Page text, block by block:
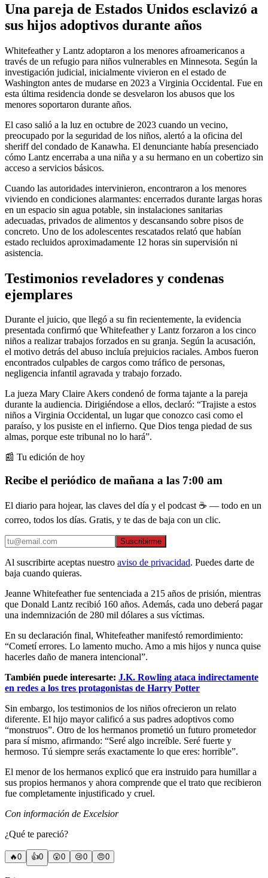
Una pareja de Estados Unidos esclavizó a
sus hijos adoptivos durante años
Whitefeather y Lantz adoptaron a los menores afroamericanos a
través de un refugio para niños vulnerables en Minnesota. Según la
investigación judicial, inicialmente vivieron en el estado de
Washington antes de mudarse en 2023 a Virginia Occidental. Fue en
esta última residencia donde se desvelaron los abusos que los
menores soportaron durante años.
El caso salió a la luz en octubre de 2023 cuando un vecino,
preocupado por la seguridad de los niños, alertó a la oficina del
sheriff del condado de Kanawha. El denunciante había presenciado
cómo Lantz encerraba a una niña y a su hermano en un cobertizo sin
acceso a servicios básicos.
Cuando las autoridades intervinieron, encontraron a los menores
viviendo en condiciones alarmantes: encerrados durante largas horas
en un espacio sin agua potable, sin instalaciones sanitarias
adecuadas, privados de alimentos y descansando sobre pisos de
concreto. Uno de los adolescentes rescatados relató que habían
estado recluidos aproximadamente 12 horas sin supervisión ni
asistencia.
Testimonios reveladores y condenas
ejemplares
Durante el juicio, que llegó a su fin recientemente, la evidencia
presentada confirmó que Whitefeather y Lantz forzaron a los cinco
niños a realizar trabajos forzados en su granja. Según la acusación,
el motivo detrás del abuso incluía prejuicios raciales. Ambos fueron
encontrados culpables de cargos como tráfico de personas,
negligencia infantil agravada y trabajo forzado.
La jueza Mary Claire Akers condenó de forma tajante a la pareja
durante la audiencia. Dirigiéndose a ellos, declaró: “Trajiste a estos
niños a Virginia Occidental, un lugar que conozco casi como el
paraíso, y los pusiste en el infierno. Que Dios tenga piedad de sus
almas, porque este tribunal no lo hará”.
📰 Tu edición de hoy
Recibe el periódico de mañana a las 7:00 am
El diario para hojear, las claves del día y el podcast ☕ — todo en un
correo, todos los días. Gratis, y te das de baja con un clic.
Suscribirme
Al suscribirte aceptas nuestro aviso de privacidad. Puedes darte de
baja cuando quieras.
Jeanne Whitefeather fue sentenciada a 215 años de prisión, mientras
que Donald Lantz recibió 160 años. Además, cada uno deberá pagar
una indemnización de 280 mil dólares a sus víctimas.
En su declaración final, Whitefeather manifestó remordimiento:
“Cometí errores. Lo lamento mucho. Amo a mis hijos y nunca quise
hacerles daño de manera intencional”.
También puede interesarte: J.K. Rowling ataca indirectamente
en redes a los tres protagonistas de Harry Potter
Sin embargo, los testimonios de los niños ofrecieron un relato
diferente. El hijo mayor calificó a sus padres adoptivos como
“monstruos”. Otro de los hermanos prometió un futuro prometedor
para sí mismo, afirmando: “Seré algo increíble. Seré fuerte y
hermoso. Tú siempre serás exactamente lo que eres: horrible”.
El menor de los hermanos explicó que era instruido para humillar a
sus propios hermanos y ahora comprende que el trato que recibieron
fue completamente injustificado y cruel.
Con información de Excelsior
¿Qué te pareció?
🔥0 👍0 😲0 😢0 😠0